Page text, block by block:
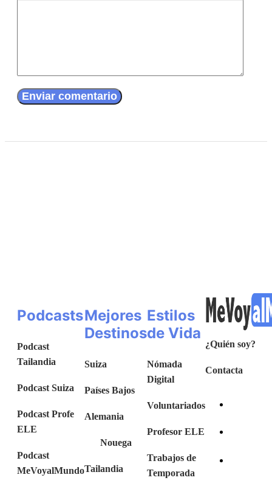
Podcasts
Podcast
Tailandia
Podcast Suiza
Podcast Profe
ELE
Podcast
MeVoyalMundo
Mejores
Destinos
Suiza
Países Bajos
Alemania
Nouega
Tailandia
Estilos
de Vida
Nómada
Digital
Voluntariados
Profesor ELE
Trabajos de
Temporada
¿Quién soy?
Contacta